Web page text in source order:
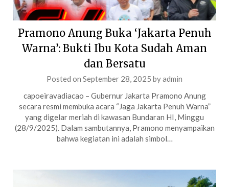
Pramono Anung Buka ‘Jakarta Penuh
Warna’: Bukti Ibu Kota Sudah Aman
dan Bersatu
Posted on September 28, 2025 byadmin
capoeiravadiacao – Gubernur Jakarta Pramono Anung
secara resmi membuka acara “Jaga Jakarta Penuh Warna”
yang digelar meriah di kawasan Bundaran HI, Minggu
(28/9/2025). Dalam sambutannya, Pramono menyampaikan
bahwa kegiatan ini adalah simbol…